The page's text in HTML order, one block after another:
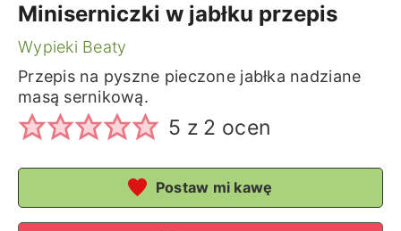
Miniserniczki w jabłku przepis
Wypieki Beaty
Przepis na pyszne pieczone jabłka nadziane
masą sernikową.
5 z 2 ocen
Postaw mi kawę